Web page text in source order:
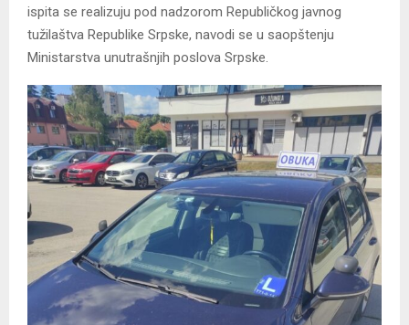
ispita se realizuju pod nadzorom Republičkog javnog
tužilaštva Republike Srpske, navodi se u saopštenju
Ministarstva unutrašnjih poslova Srpske.